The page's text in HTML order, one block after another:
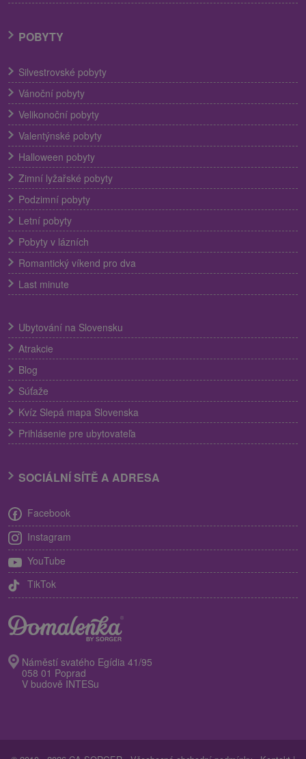
POBYTY
Silvestrovské pobyty
Vánoční pobyty
Velikonoční pobyty
Valentýnské pobyty
Halloween pobyty
Zimní lyžařské pobyty
Podzimní pobyty
Letní pobyty
Pobyty v lázních
Romantický víkend pro dva
Last minute
Ubytování na Slovensku
Atrakcie
Blog
Súťaže
Kvíz Slepá mapa Slovenska
Prihlásenie pre ubytovateľa
SOCIÁLNÍ SÍTĚ A ADRESA
Facebook
Instagram
YouTube
TikTok
Náměstí svatého Egídia 41/95
058 01 Poprad
V budově INTESu